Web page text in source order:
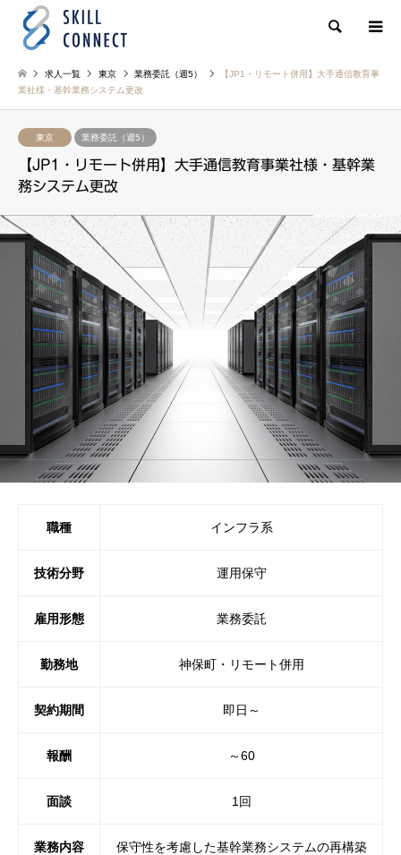
検索
求人一覧 東京 業務委託（週5）
【JP1・リモート併用】大手通信教育事
業社様・基幹業務システム更改
東京 業務委託（週5）
【JP1・リモート併用】大手通信教育事業社様・基幹業
務システム更改
職種 インフラ系
技術分野 運用保守
雇用形態 業務委託
勤務地 神保町・リモート併用
契約期間 即日～
報酬 ～60
面談 1回
業務内容
保守性を考慮した基幹業務システムの再構築